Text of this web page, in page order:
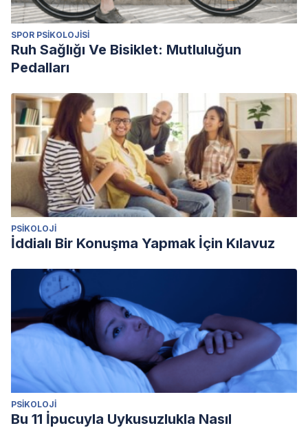
SPOR PSIKOLOJISI
Ruh Sağlığı Ve Bisiklet: Mutluluğun
Pedalları
PSIKOLOJI
İddialı Bir Konuşma Yapmak İçin Kılavuz
PSIKOLOJI
Bu 11 İpucuyla Uykusuzlukla Nasıl